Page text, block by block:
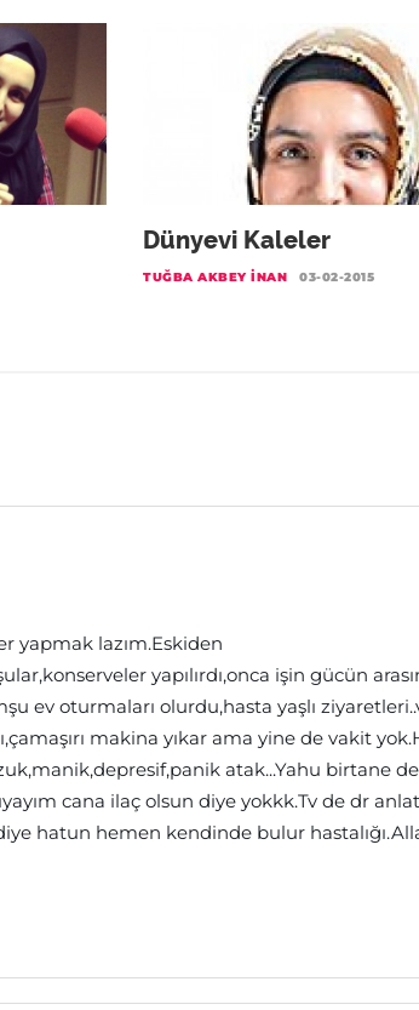
Dünyevi Kaleler
TUĞBA AKBEY İNAN 03-02-2015
yapmak lazım.Eskiden
yapılırdı,onca işin gücün
ev oturmaları olurdu,hasta yaşlı
makina yıkar ama yine de vakit
atak...Yahu birtane
cana ilaç olsun diye yokkk.Tv de dr
hatun hemen kendinde bulur